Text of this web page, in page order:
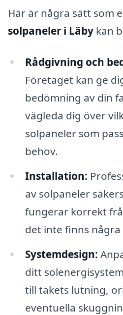
Här är några sätt som
solpaneler i Läby kan
Rådgivning och
Företaget kan ge
bedömning av din
vägleda dig över
solpaneler som
behov.
Installation:
av solpaneler
fungerar korrekt
det inte finns några
Systemdesign:
ditt
till takets lutning,
eventuella